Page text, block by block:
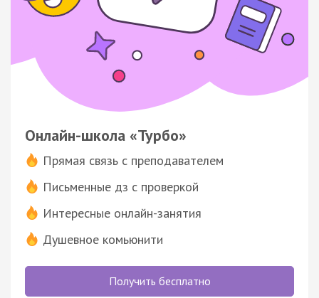
Онлайн-школа «Турбо»
Прямая связь с преподавателем
Письменные дз с проверкой
Интересные онлайн-занятия
Душевное комьюнити
Получить бесплатно